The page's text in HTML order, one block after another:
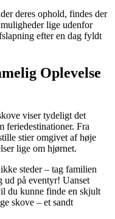
deres ophold, findes der
lige udenfor
efter en dag fyldt
Oplevelse
viser tydeligt det
feriedestinationer. Fra
stier omgivet af høje
lige om hjørnet.
steder – tag familien
ud på eventyr! Uanset
du kunne finde en skjult
skove – et sandt